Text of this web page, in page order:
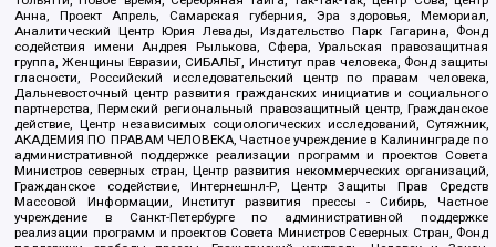
Анна, Проект Апрель, Самарская губерния, Эра здоровья, Мемориал,
Аналитический Центр Юрия Левады, Издательство Парк Гагарина, Фонд
содействия имени Андрея Рылькова, Сфера, Уральская правозащитная
группа, Женщины Евразии, СИБАЛЬТ, Институт прав человека, Фонд защиты
гласности, Российский исследовательский центр по правам человека,
Дальневосточный центр развития гражданских инициатив и социального
партнерства, Пермский региональный правозащитный центр, Гражданское
действие, Центр независимых социологических исследований, Сутяжник,
АКАДЕМИЯ ПО ПРАВАМ ЧЕЛОВЕКА, Частное учреждение в Калининграде по
административной поддержке реализации программ и проектов Совета
Министров северных стран, Центр развития некоммерческих организаций,
Гражданское содействие, Интернешнл-Р, Центр Защиты Прав Средств
Массовой Информации, Институт развития прессы - Сибирь, Частное
учреждение в Санкт-Петербурге по административной поддержке
реализации программ и проектов Совета Министров Северных Стран, Фонд